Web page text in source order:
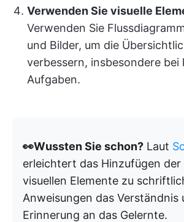
Verwenden Sie visuelle
Verwenden Sie
und Bilder, um die
verbessern, insbesondere bei
Aufgaben.
👀Wussten Sie schon? Laut
erleichtert das Hinzufügen
visuellen Elemente zu
Anweisungen das Verständnis
Erinnerung an das Gelernte.